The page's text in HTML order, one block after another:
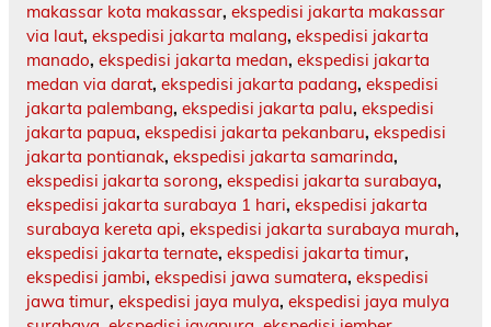
makassar kota makassar, ekspedisi jakarta makassar
via laut, ekspedisi jakarta malang, ekspedisi jakarta
manado, ekspedisi jakarta medan, ekspedisi jakarta
medan via darat, ekspedisi jakarta padang, ekspedisi
jakarta palembang, ekspedisi jakarta palu, ekspedisi
jakarta papua, ekspedisi jakarta pekanbaru, ekspedisi
jakarta pontianak, ekspedisi jakarta samarinda,
ekspedisi jakarta sorong, ekspedisi jakarta surabaya,
ekspedisi jakarta surabaya 1 hari, ekspedisi jakarta
surabaya kereta api, ekspedisi jakarta surabaya murah,
ekspedisi jakarta ternate, ekspedisi jakarta timur,
ekspedisi jambi, ekspedisi jawa sumatera, ekspedisi
jawa timur, ekspedisi jaya mulya, ekspedisi jaya mulya